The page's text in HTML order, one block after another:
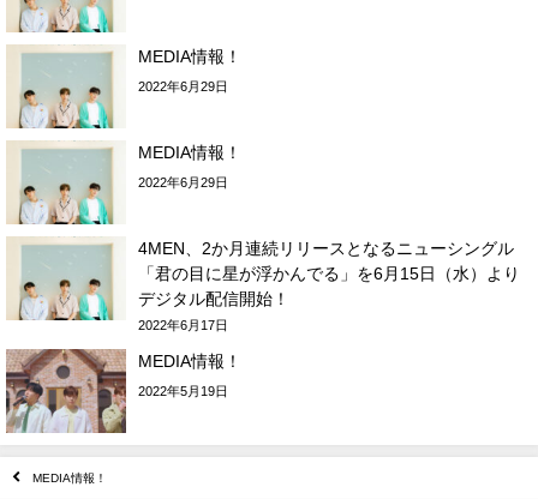
MEDIA情報！
2022年6月29日
MEDIA情報！
2022年6月29日
4MEN、2か月連続リリースとなるニューシングル
「君の目に星が浮かんでる」を6月15日（水）より
デジタル配信開始！
2022年6月17日
MEDIA情報！
2022年5月19日
MEDIA情報！